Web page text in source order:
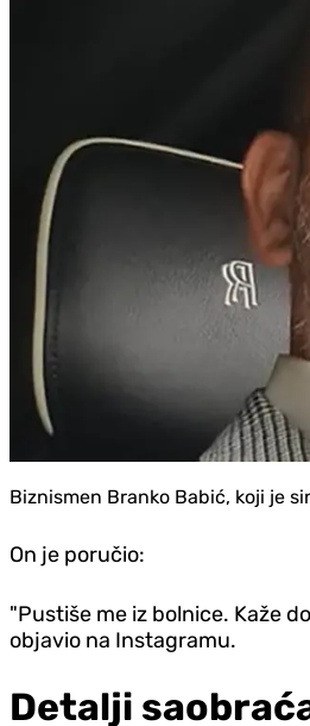
Biznismen Branko Babić, koji je
On je poručio:
"Pustiše me iz bolnice. Kaže
objavio na Instagramu.
Detalji